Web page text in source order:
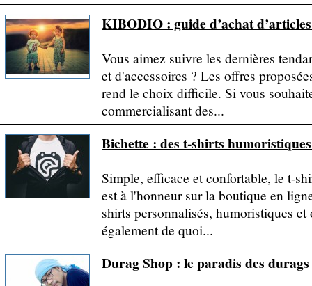
KIBODIO : guide d’achat
Vous aimez suivre les dernières
et d'accessoires ? Les offres
rend le choix difficile. Si vous
commercialisant des...
Bichette : des t-shirts
Simple, efficace et confortable, le t-
est à l'honneur sur la boutique en
shirts personnalisés, humoristiques
également de quoi...
Durag Shop : le paradis des durags